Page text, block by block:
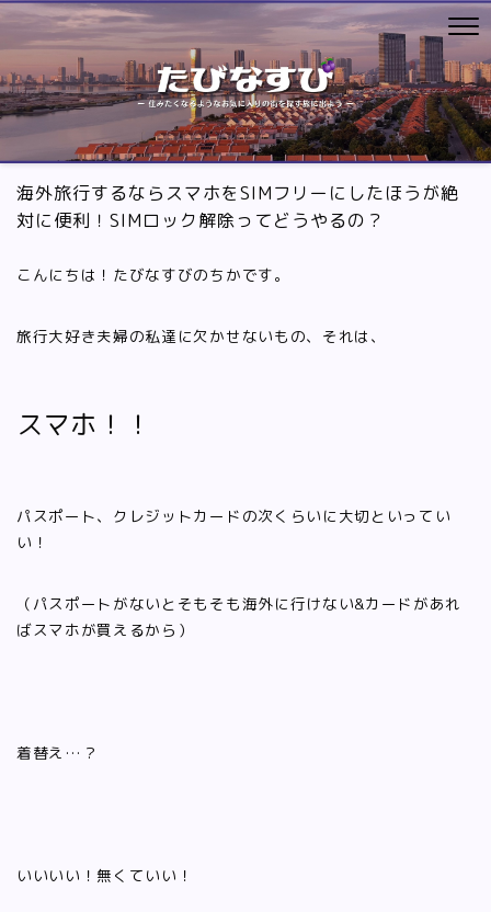
海外旅行するならスマホをSIMフリーにしたほうが絶
対に便利！SIMロック解除ってどうやるの？
こんにちは！たびなすびのちかです。
旅行大好き夫婦の私達に欠かせないもの、それは、
スマホ！！
パスポート、クレジットカードの次くらいに大切といってい
い！
（パスポートがないとそもそも海外に行けない&カードがあれ
ばスマホが買えるから）
着替え…？
いいいい！無くていい！